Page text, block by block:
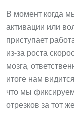
В момент когда
активации или
приступает
из-за роста
мозга,
итоге нам
что мы
отрезков за тот